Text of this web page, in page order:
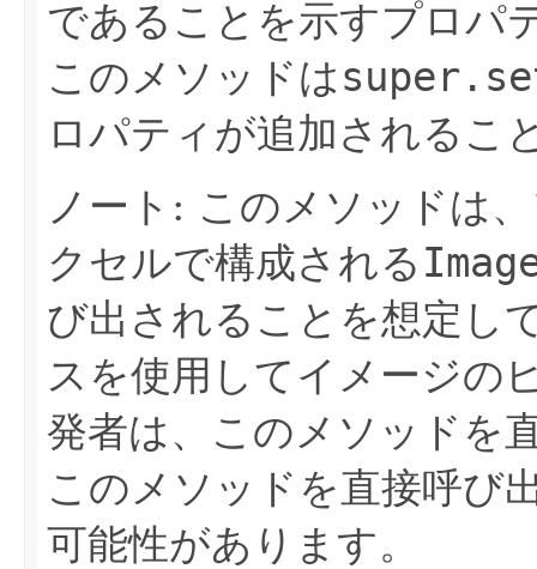
であることを示すプロパ
このメソッドは
ロパティが追加されるこ
ノート: このメソッドは
クセルで構成される
び出されることを想定し
スを使用してイメージの
発者は、このメソッドを
このメソッドを直接呼び
可能性があります。